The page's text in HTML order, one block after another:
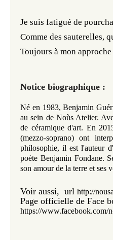
Je suis fatigué de
Comme des sauterelles,
Toujours à mon approche
Notice biographique :
Né en 1983, Benjamin
au sein de Noùs Atelier.
de céramique d'art. En
(mezzo-soprano) ont
philosophie, il est l'auteur
poète Benjamin Fondane.
son amour de la terre et ses
Voir aussi, url http://
Page officielle de Face
https://www.facebook.com/